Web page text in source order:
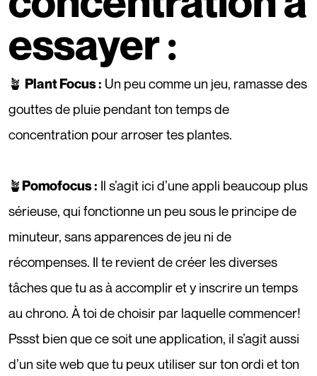
essayer :
🪴 Plant Focus: Un peu comme un jeu, ramasse des
gouttes de pluie pendant ton temps de
concentration pour arroser tes plantes.
🪴Pomofocus: Il s’agit ici d’une appli beaucoup plus
sérieuse, qui fonctionne un peu sous le principe de
minuteur, sans apparences de jeu ni de
récompenses. Il te revient de créer les diverses
tâches que tu as à accomplir et y inscrire un temps
au chrono. À toi de choisir par laquelle commencer!
Pssst bien que ce soit une application, il s’agit aussi
d’un site web que tu peux utiliser sur ton ordi et ton